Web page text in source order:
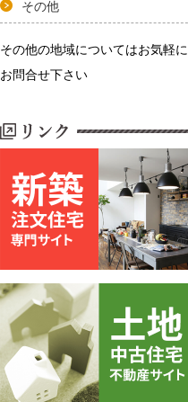
その他
その他の地域についてはお気軽に
お問合せ下さい